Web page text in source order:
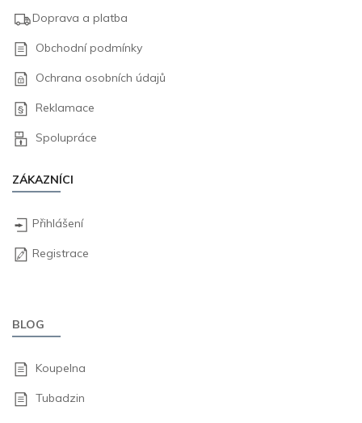
Doprava a platba
Obchodní podmínky
Ochrana osobních údajů
Reklamace
Spolupráce
ZÁKAZNÍCI
Přihlášení
Registrace
BLOG
Koupelna
Tubadzin